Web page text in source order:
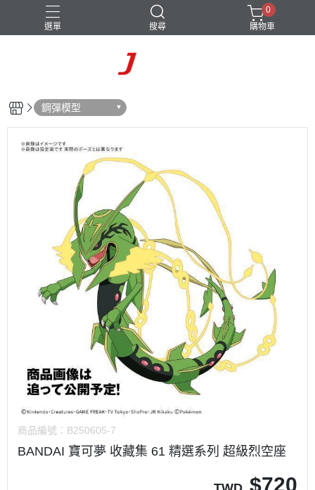
選單 搜尋
0
購物車
鋼彈模型
商品編號： B250605-7
BANDAI 寶可夢 收藏集 61 精選系列 超級烈空座
$720